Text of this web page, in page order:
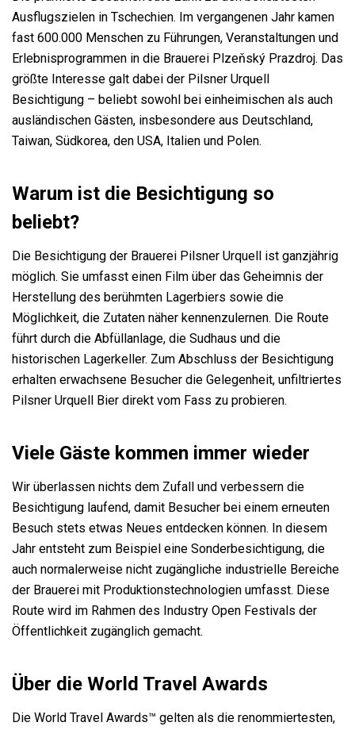
Ausflugszielen in Tschechien. Im vergangenen Jahr kamen
fast 600.000 Menschen zu Führungen, Veranstaltungen und
Erlebnisprogrammen in die Brauerei Plzeňský Prazdroj. Das
größte Interesse galt dabei der Pilsner Urquell
Besichtigung – beliebt sowohl bei einheimischen als auch
ausländischen Gästen, insbesondere aus Deutschland,
Taiwan, Südkorea, den USA, Italien und Polen.
Warum ist die Besichtigung so
beliebt?
Die Besichtigung der Brauerei Pilsner Urquell ist ganzjährig
möglich. Sie umfasst einen Film über das Geheimnis der
Herstellung des berühmten Lagerbiers sowie die
Möglichkeit, die Zutaten näher kennenzulernen. Die Route
führt durch die Abfüllanlage, die Sudhaus und die
historischen Lagerkeller. Zum Abschluss der Besichtigung
erhalten erwachsene Besucher die Gelegenheit, unfiltriertes
Pilsner Urquell Bier direkt vom Fass zu probieren.
Viele Gäste kommen immer wieder
Wir überlassen nichts dem Zufall und verbessern die
Besichtigung laufend, damit Besucher bei einem erneuten
Besuch stets etwas Neues entdecken können. In diesem
Jahr entsteht zum Beispiel eine Sonderbesichtigung, die
auch normalerweise nicht zugängliche industrielle Bereiche
der Brauerei mit Produktionstechnologien umfasst. Diese
Route wird im Rahmen des Industry Open Festivals der
Öffentlichkeit zugänglich gemacht.
Über die World Travel Awards
Die World Travel Awards™ gelten als die renommiertesten,